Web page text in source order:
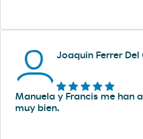
Joaquin Ferrer Del
Manuela y Francis me han
muy bien.